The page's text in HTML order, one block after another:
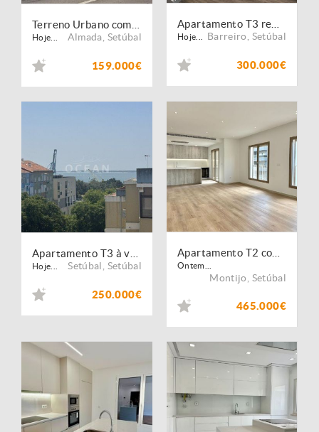
Hoje... Almada Setúbal
159.000€
Hoje... Barreiro Setúbal
300.000€
Hoje... Setúbal Setúbal
250.000€
Ontem...
Montijo Setúbal
465.000€